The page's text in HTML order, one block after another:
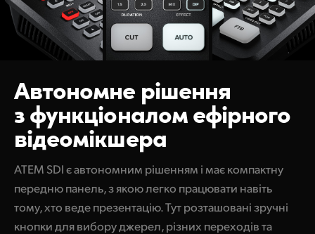
Автономнерішення
з функціоналом ефірного
відеомікшера
ATEM SDI є автономним рішенням і має компактну
передню панель, з якою легко працювати навіть
тому, хто веде презентацію. Тут розташовані зручні
кнопки для вибору джерел, різних переходів та